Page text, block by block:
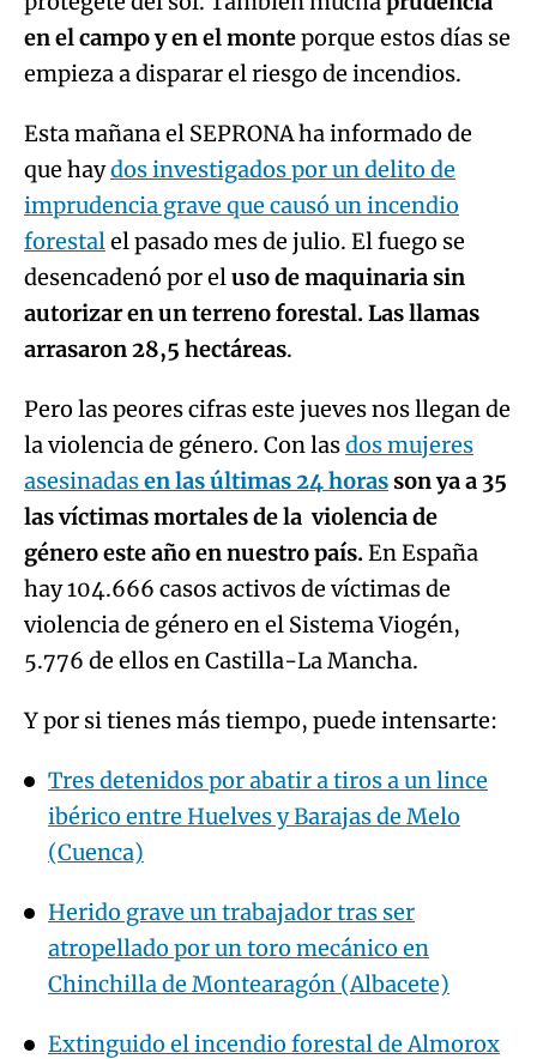
en el campo y en el monteporque estos días se
empieza a disparar el riesgo de incendios.
Esta mañana el SEPRONA ha informado de
que haydos investigados por un delito de
imprudencia grave que causó un incendio
forestalel pasado mes de julio. El fuego se
desencadenó por eluso de maquinaria sin
autorizar en un terreno forestal. Las llamas
arrasaron 28,5 hectáreas.
Pero las peores cifras este jueves nos llegan de
la violencia de género. Con lasdos mujeres
asesinadasen las últimas 24 horasson ya a 35
las víctimas mortales de la violencia de
género este año en nuestro país.En España
hay 104.666 casos activos de víctimas de
violencia de género en el Sistema Viogén,
5.776 de ellos en Castilla-La Mancha.
Y por si tienes más tiempo, puede intensarte:
Tres detenidos por abatir a tiros a un lince
ibérico entre Huelves y Barajas de Melo
(Cuenca)
Herido grave un trabajador tras ser
atropellado por un toro mecánico en
Chinchilla de Montearagón (Albacete)
Extinguido el incendio forestal de Almorox